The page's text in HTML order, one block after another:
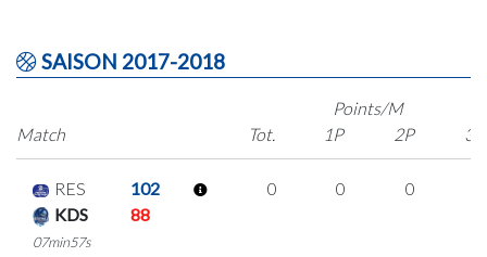
SAISON 2017-2018
Match
Points/M
Tot.
1P 2P 3P
RES
102
KDS
88
07min57s
0 0 0